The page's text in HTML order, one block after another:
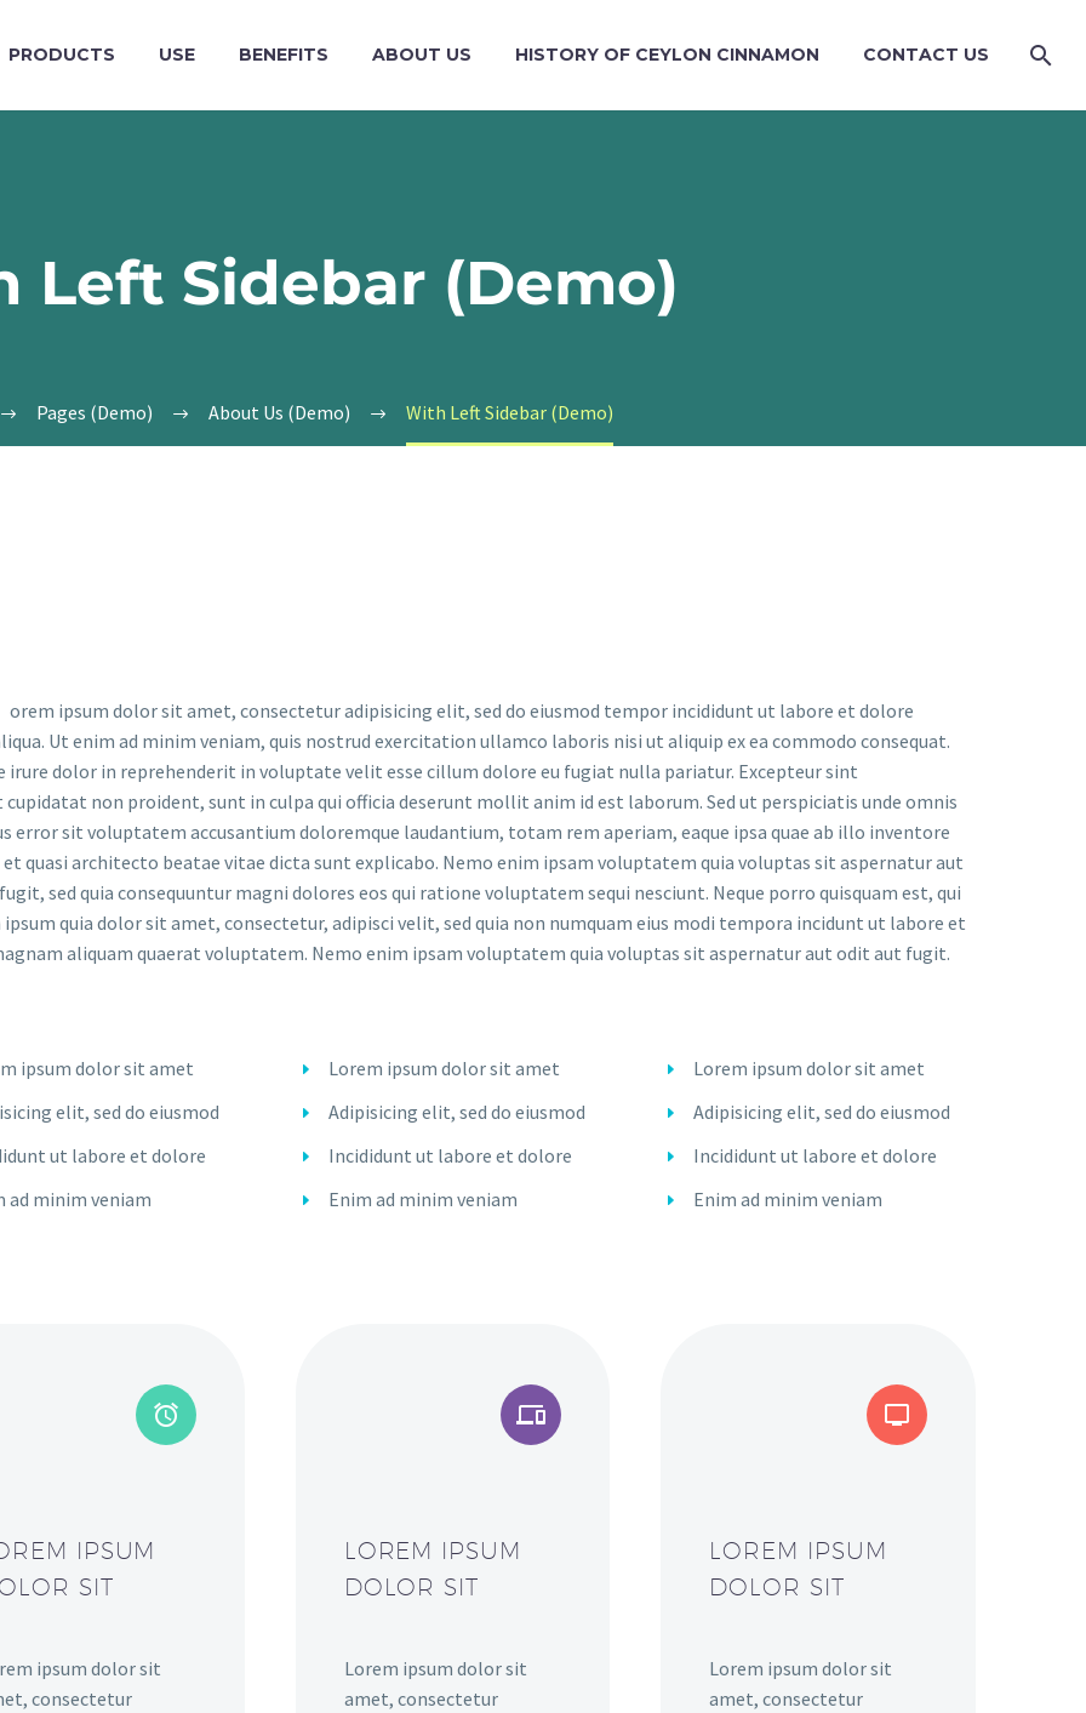
PRODUCTS USE BENEFITS ABOUT US HISTORY OF CEYLON CINNAMON CONTACT US
Left Sidebar (Demo)
Pages (Demo) About Us (Demo) With Left Sidebar (Demo)
orem ipsum dolor sit amet, consectetur adipisicing elit, sed do eiusmod tempor incididunt ut labore et dolore
Ut enim ad minim veniam, quis nostrud exercitation ullamco laboris nisi ut aliquip ex ea commodo consequat.
irure dolor in reprehenderit in voluptate velit esse cillum dolore eu fugiat nulla pariatur. Excepteur sint
cupidatat non proident, sunt in culpa qui officia deserunt mollit anim id est laborum. Sed ut perspiciatis unde omnis
error sit voluptatem accusantium doloremque laudantium, totam rem aperiam, eaque ipsa quae ab illo inventore
quasi architecto beatae vitae dicta sunt explicabo. Nemo enim ipsam voluptatem quia voluptas sit aspernatur aut
sed quia consequuntur magni dolores eos qui ratione voluptatem sequi nesciunt. Neque porro quisquam est, qui
quia dolor sit amet, consectetur, adipisci velit, sed quia non numquam eius modi tempora incidunt ut labore et
aliquam quaerat voluptatem. Nemo enim ipsam voluptatem quia voluptas sit aspernatur aut odit aut fugit.
ipsum dolor sit amet
elit, sed do eiusmod
ut labore et dolore
ad minim veniam
Lorem ipsum dolor sit amet
Adipisicing elit, sed do eiusmod
Incididunt ut labore et dolore
Enim ad minim veniam
Lorem ipsum dolor sit amet
Adipisicing elit, sed do eiusmod
Incididunt ut labore et dolore
Enim ad minim veniam
IPSUM
SIT
ipsum dolor sit
consectetur
LOREM IPSUM
DOLOR SIT
Lorem ipsum dolor sit
amet, consectetur
LOREM IPSUM
DOLOR SIT
Lorem ipsum dolor sit
amet, consectetur